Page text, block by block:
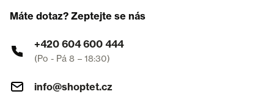
Máte dotaz? Zeptejte se nás
+420 604 600 444
(Po - Pá 8 – 18:30)
info@shoptet.cz